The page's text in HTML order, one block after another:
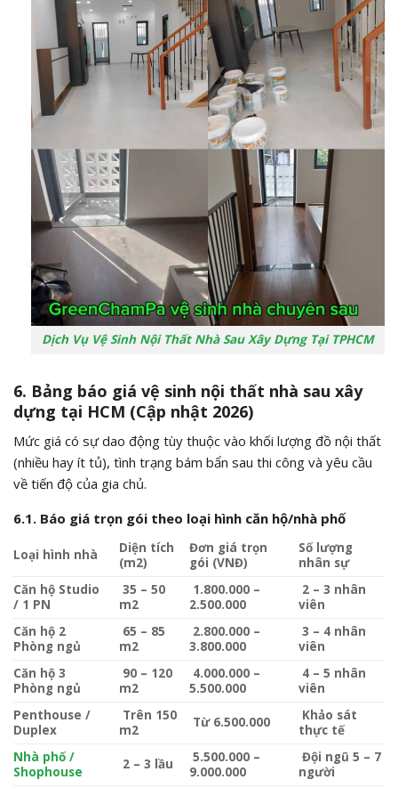
Dịch Vụ Vệ Sinh Nội Thất Nhà Sau Xây Dựng Tại TPHCM
6. Bảng báo giá vệ sinh nội thất nhà sau xây
dựng tại HCM (Cập nhật 2026)
Mức giá có sự dao động tùy thuộc vào khối lượng đồ nội thất
(nhiều hay ít tủ), tình trạng bám bẩn sau thi công và yêu cầu
về tiến độ của gia chủ.
6.1. Báo giá trọn gói theo loại hình căn hộ/nhà phố
Loại hình nhà
Diện tích
(m2)
Đơn giá trọn
gói (VNĐ)
Số lượng
nhân sự
Căn hộ Studio
/ 1 PN
35 – 50
m2
1.800.000 –
2.500.000
2 – 3 nhân
viên
Căn hộ 2
Phòng ngủ
65 – 85
m2
2.800.000 –
3.800.000
3 – 4 nhân
viên
Căn hộ 3
Phòng ngủ
90 – 120
m2
4.000.000 –
5.500.000
4 – 5 nhân
viên
Penthouse /
Duplex
Trên 150
m2
Từ 6.500.000
Khảo sát
thực tế
Nhà phố /
Shophouse
2 – 3 lầu
5.500.000 –
9.000.000
Đội ngũ 5 – 7
người